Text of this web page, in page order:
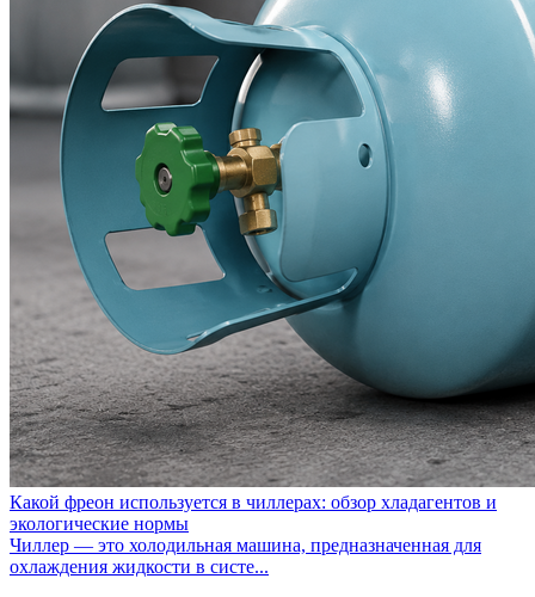
Какой фреон используется в чиллерах: обзор хладагентов и
экологические нормы
Чиллер — это холодильная машина, предназначенная для
охлаждения жидкости в систе...